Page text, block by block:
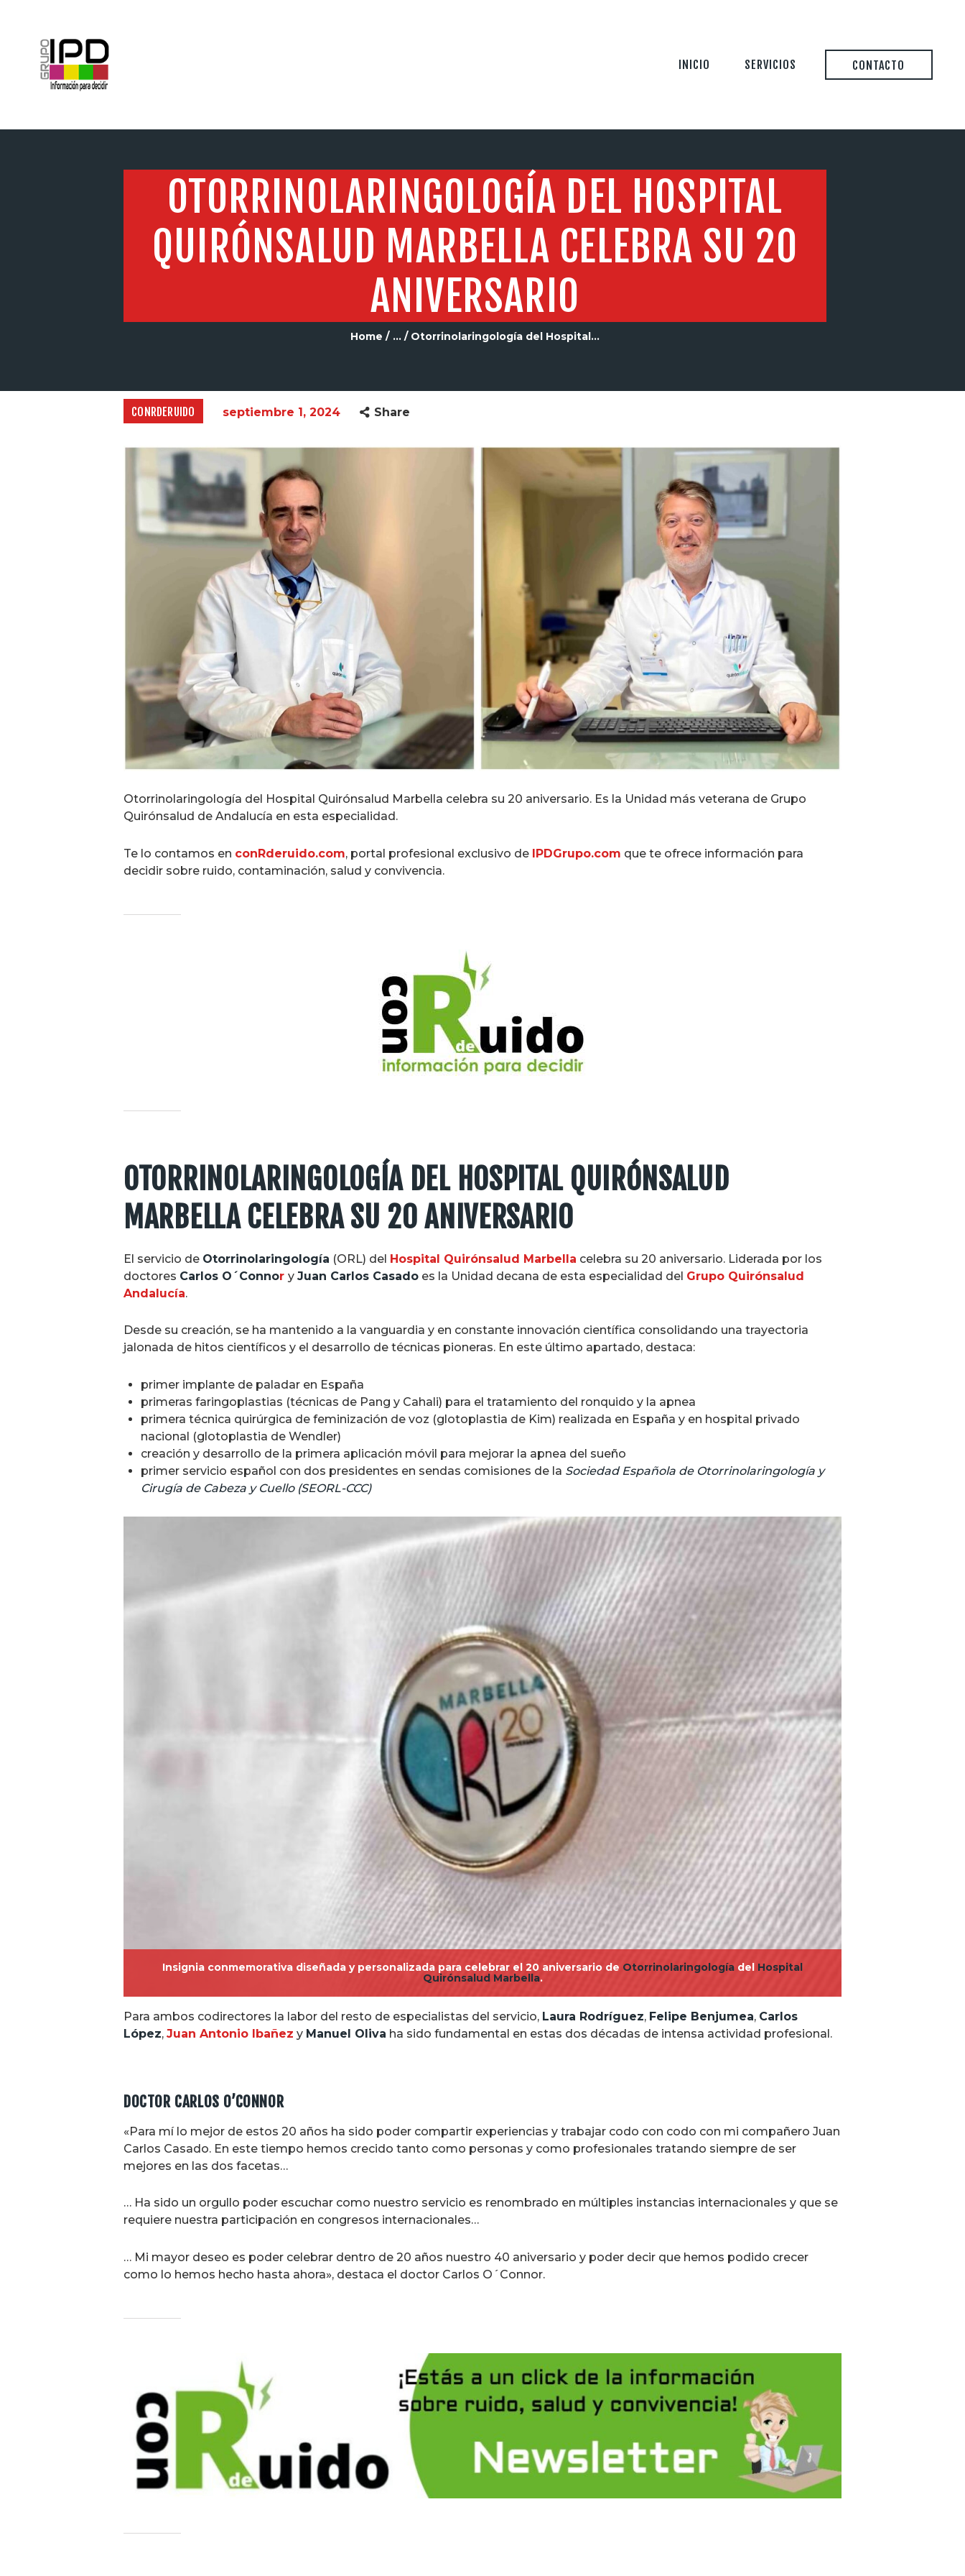
INICIO SERVICIOS CONTACTO
OTORRINOLARINGOLOGÍA DEL HOSPITAL
QUIRÓNSALUD MARBELLA CELEBRA SU 20
ANIVERSARIO
Home ... Otorrinolaringología del Hospital...
CONRDERUIDO septiembre 1, 2024 Share
Otorrinolaringología del Hospital Quirónsalud Marbella celebra su 20 aniversario. Es la Unidad más veterana de Grupo
Quirónsalud de Andalucía en esta especialidad.
Te lo contamos en conRderuido.com, portal profesional exclusivo de IPDGrupo.com que te ofrece información para
decidir sobre ruido, contaminación, salud y convivencia.
OTORRINOLARINGOLOGÍA DEL HOSPITAL QUIRÓNSALUD
MARBELLA CELEBRA SU 20 ANIVERSARIO
El servicio de Otorrinolaringología (ORL) del Hospital Quirónsalud Marbella celebra su 20 aniversario. Liderada por los
doctores Carlos O´Connor y Juan Carlos Casado es la Unidad decana de esta especialidad del Grupo Quirónsalud
Andalucía.
Desde su creación, se ha mantenido a la vanguardia y en constante innovación científica consolidando una trayectoria
jalonada de hitos científicos y el desarrollo de técnicas pioneras. En este último apartado, destaca:
primer implante de paladar en España
primeras faringoplastias (técnicas de Pang y Cahali) para el tratamiento del ronquido y la apnea
primera técnica quirúrgica de feminización de voz (glotoplastia de Kim) realizada en España y en hospital privado
nacional (glotoplastia de Wendler)
creación y desarrollo de la primera aplicación móvil para mejorar la apnea del sueño
primer servicio español con dos presidentes en sendas comisiones de la Sociedad Española de Otorrinolaringología y
Cirugía de Cabeza y Cuello (SEORL-CCC)
Insignia conmemorativa diseñada y personalizada para celebrar el 20 aniversario de Otorrinolaringología del Hospital
Quirónsalud Marbella.
Para ambos codirectores la labor del resto de especialistas del servicio, Laura Rodríguez, Felipe Benjumea, Carlos
López, Juan Antonio Ibañez y Manuel Oliva ha sido fundamental en estas dos décadas de intensa actividad profesional.
DOCTOR CARLOS O’CONNOR
«Para mí lo mejor de estos 20 años ha sido poder compartir experiencias y trabajar codo con codo con mi compañero Juan
Carlos Casado. En este tiempo hemos crecido tanto como personas y como profesionales tratando siempre de ser
mejores en las dos facetas…
… Ha sido un orgullo poder escuchar como nuestro servicio es renombrado en múltiples instancias internacionales y que se
requiere nuestra participación en congresos internacionales…
… Mi mayor deseo es poder celebrar dentro de 20 años nuestro 40 aniversario y poder decir que hemos podido crecer
como lo hemos hecho hasta ahora», destaca el doctor Carlos O´Connor.